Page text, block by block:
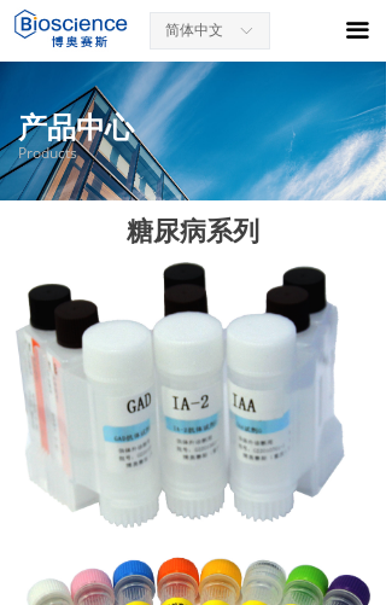
끀
ꀅ
简体中文
糖尿病系列
产品中心
Products